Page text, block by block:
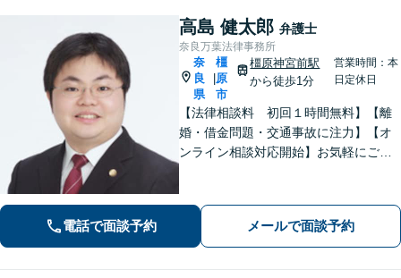
高島 健太郎 弁護士
奈良万葉法律事務所
奈
良
県
橿
原
市
橿原神宮前駅
から徒歩1分
営業時間：本
日定休日
【法律相談料 初回１時間無料】【離
婚・借金問題・交通事故に注力】【オ
ンライン相談対応開始】お気軽にご相
ます。【土日・夜間相談に対応】
電話で面談予約 メールで面談予約